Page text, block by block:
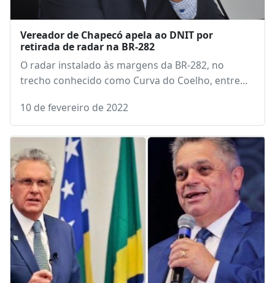
Vereador de Chapecó apela ao DNIT por
retirada de radar na BR-282
O radar instalado às margens da BR-282, no
trecho conhecido como Curva do Coelho, entre…
10 de fevereiro de 2022